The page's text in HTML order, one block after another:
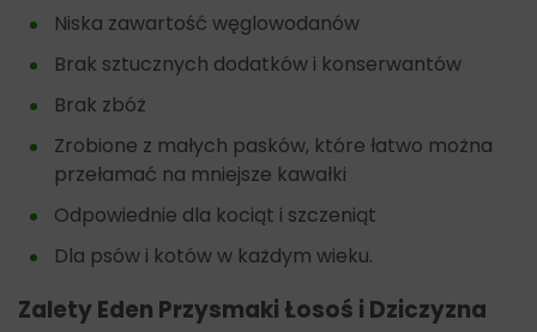
Niska zawartość węglowodanów
Brak sztucznych dodatków i konserwantów
Brak zbóż
Zrobione z małych pasków, które łatwo można
przełamać na mniejsze kawałki
Odpowiednie dla kociąt i szczeniąt
Dla psów i kotów w każdym wieku.
Zalety Eden Przysmaki Łosoś i Dziczyzna